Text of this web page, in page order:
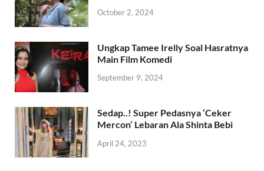
October 2, 2024
Ungkap Tamee Irelly Soal Hasratnya
Main Film Komedi
September 9, 2024
Sedap..! Super Pedasnya ‘Ceker
Mercon’ Lebaran Ala Shinta Bebi
April 24, 2023